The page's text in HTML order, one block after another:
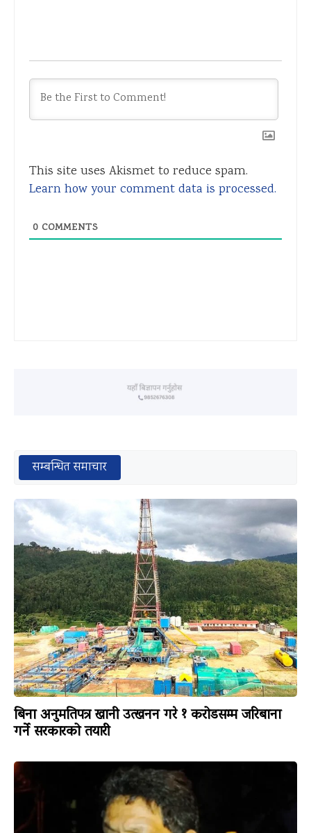
This site uses Akismet to reduce spam.
Learn how your comment data is processed.
0 COMMENTS
सम्बन्धित समाचार
बिना अनुमतिपत्र खानी उत्खनन गरे १ करोडसम्म जरिबाना
गर्ने सरकारको तयारी